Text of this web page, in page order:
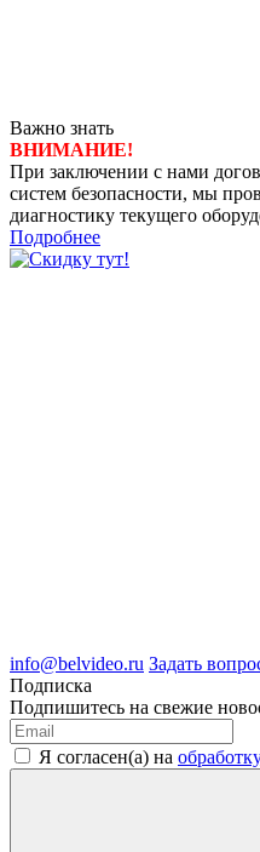
Важно знать
ВНИМАНИЕ!
При заключении с нами
систем безопасности, мы
диагностику текущего
Подробнее
info@belvideo.ru Задать
Подписка
Подпишитесь на свежие
Я согласен(а) на